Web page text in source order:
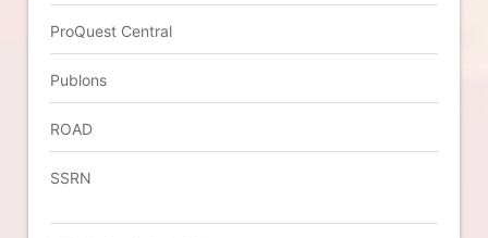
ProQuest Central
Publons
ROAD
SSRN